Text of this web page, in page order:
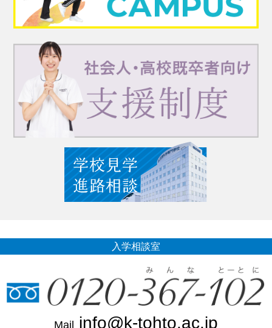
入学相談室
Mail info@k-tohto.ac.jp